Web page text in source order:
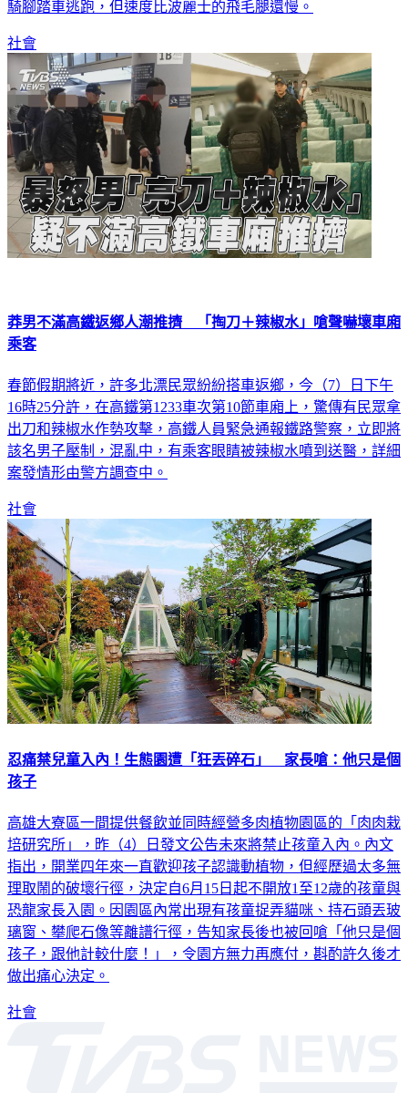
騎腳踏車逃跑，但速度比波麗士的飛毛腿還慢。
社會
莽男不滿高鐵返鄉人潮推擠 「掏刀＋辣椒水」嗆聲嚇壞車廂
乘客
春節假期將近，許多北漂民眾紛紛搭車返鄉，今（7）日下午
16時25分許，在高鐵第1233車次第10節車廂上，驚傳有民眾拿
出刀和辣椒水作勢攻擊，高鐵人員緊急通報鐵路警察，立即將
該名男子壓制，混亂中，有乘客眼睛被辣椒水噴到送醫，詳細
案發情形由警方調查中。
社會
忍痛禁兒童入內！生態園遭「狂丟碎石」 家長嗆：他只是個
孩子
高雄大寮區一間提供餐飲並同時經營多肉植物園區的「肉肉栽
培研究所」，昨（4）日發文公告未來將禁止孩童入內。內文
指出，開業四年來一直歡迎孩子認識動植物，但經歷過太多無
理取鬧的破壞行徑，決定自6月15日起不開放1至12歲的孩童與
恐龍家長入園。因園區內常出現有孩童捉弄貓咪、持石頭丟玻
璃窗、攀爬石像等離譜行徑，告知家長後也被回嗆「他只是個
孩子，跟他計較什麼！」，令園方無力再應付，斟酌許久後才
做出痛心決定。
社會